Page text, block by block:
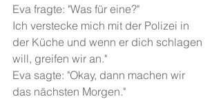
Eva fragte: "Was für eine?"
Ich verstecke mich mit der Polizei in
der Küche und wenn er dich schlagen
will, greifen wir an."
Eva sagte: "Okay, dann machen wir
das nächsten Morgen."